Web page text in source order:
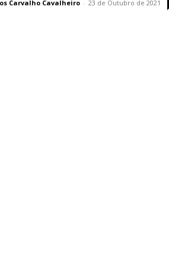
Carvalho Cavalheiro - 23 de Outubro de 2021